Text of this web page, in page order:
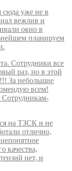
уже не в
вежлив и
окно в
планируем
Сотрудники все
раз, но в этой
За небольшие
всем!
на ТЗСК и не
отлично,
качества,
нет, и